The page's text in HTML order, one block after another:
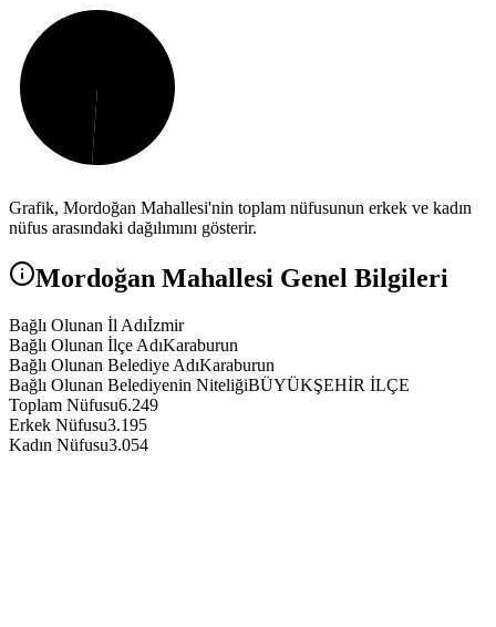
Grafik, Mordoğan Mahallesi'nin toplam nüfusunun erkek ve kadın
nüfus arasındaki dağılımını gösterir.
Mordoğan Mahallesi Genel Bilgileri
Bağlı Olunan İl Adıİzmir
Bağlı Olunan İlçe AdıKaraburun
Bağlı Olunan Belediye AdıKaraburun
Bağlı Olunan Belediyenin NiteliğiBÜYÜKŞEHİR İLÇE
Toplam Nüfusu6.249
Erkek Nüfusu3.195
Kadın Nüfusu3.054